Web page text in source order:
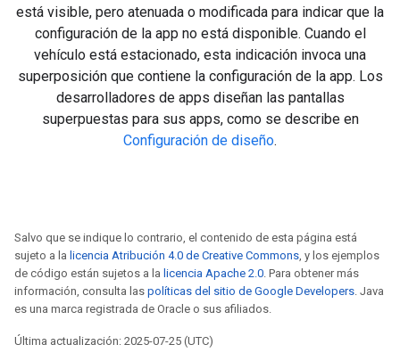
está visible, pero atenuada o modificada para indicar que la
configuración de la app no está disponible. Cuando el
vehículo está estacionado, esta indicación invoca una
superposición que contiene la configuración de la app. Los
desarrolladores de apps diseñan las pantallas
superpuestas para sus apps, como se describe en
Configuración de diseño.
Salvo que se indique lo contrario, el contenido de esta página está
sujeto a la licencia Atribución 4.0 de Creative Commons , y los ejemplos
de código están sujetos a la licencia Apache 2.0 . Para obtener más
información, consulta las políticas del sitio de Google Developers . Java
es una marca registrada de Oracle o sus afiliados.
Última actualización: 2025-07-25 (UTC)